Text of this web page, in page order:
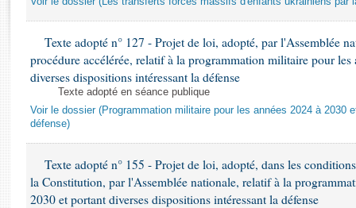
Rapports d'enquête
Rapports législatifs
Rapports sur l'application des lois
Baromètre de l’application des lois
Dossiers législatifs
Budget et sécurité sociale
Questions écrites et orales
Comptes rendus des débats
Texte adopté n° 127 - Projet de loi, adopté, par l'Assemblée
procédure accélérée, relatif à la programmation militaire pour les
diverses dispositions intéressant la défense
Texte adopté en séance publique
Voir le dossier (Programmation militaire pour les années 2024 à 2030
défense)
Texte adopté n° 155 - Projet de loi, adopté, dans les
la Constitution, par l'Assemblée nationale, relatif à la
2030 et portant diverses dispositions intéressant la défense